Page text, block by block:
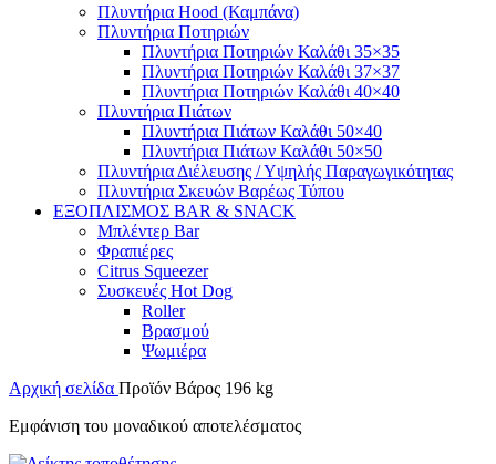
Πλυντήρια Hood (Καμπάνα)
Πλυντήρια Ποτηριών
Πλυντήρια Ποτηριών Καλάθι 35×35
Πλυντήρια Ποτηριών Καλάθι 37×37
Πλυντήρια Ποτηριών Καλάθι 40×40
Πλυντήρια Πιάτων
Πλυντήρια Πιάτων Καλάθι 50×40
Πλυντήρια Πιάτων Καλάθι 50×50
Πλυντήρια Διέλευσης / Υψηλής Παραγωγικότητας
Πλυντήρια Σκευών Βαρέως Τύπου
ΕΞΟΠΛΙΣΜΟΣ BAR & SNACK
Μπλέντερ Bar
Φραπιέρες
Citrus Squeezer
Συσκευές Hot Dog
Roller
Βρασμού
Ψωμιέρα
Αρχική σελίδα Προϊόν Βάρος 196 kg
Εμφάνιση του μοναδικού αποτελέσματος